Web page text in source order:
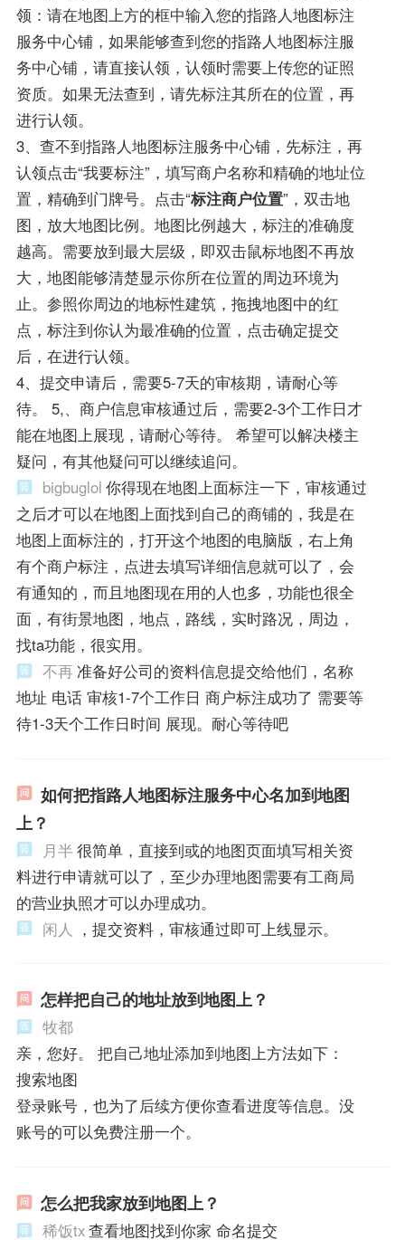
领：请在地图上方的框中输入您的指路人地图标注
服务中心铺，如果能够查到您的指路人地图标注服
务中心铺，请直接认领，认领时需要上传您的证照
资质。如果无法查到，请先标注其所在的位置，再
进行认领。
3、查不到指路人地图标注服务中心铺，先标注，再
认领点击“我要标注”，填写商户名称和精确的地址位
置，精确到门牌号。点击“标注商户位置”，双击地
图，放大地图比例。地图比例越大，标注的准确度
越高。需要放到最大层级，即双击鼠标地图不再放
大，地图能够清楚显示你所在位置的周边环境为
止。参照你周边的地标性建筑，拖拽地图中的红
点，标注到你认为最准确的位置，点击确定提交
后，在进行认领。
4、提交申请后，需要5-7天的审核期，请耐心等
待。 5,、商户信息审核通过后，需要2-3个工作日才
能在地图上展现，请耐心等待。 希望可以解决楼主
疑问，有其他疑问可以继续追问。
bigbuglol 你得现在地图上面标注一下，审核通过
之后才可以在地图上面找到自己的商铺的，我是在
地图上面标注的，打开这个地图的电脑版，右上角
有个商户标注，点进去填写详细信息就可以了，会
有通知的，而且地图现在用的人也多，功能也很全
面，有街景地图，地点，路线，实时路况，周边，
找ta功能，很实用。
不再 准备好公司的资料信息提交给他们，名称
地址 电话 审核1-7个工作日 商户标注成功了 需要等
待1-3天个工作日时间 展现。耐心等待吧
如何把指路人地图标注服务中心名加到地图
上？
月半 很简单，直接到或的地图页面填写相关资
料进行申请就可以了，至少办理地图需要有工商局
的营业执照才可以办理成功。
闲人
，提交资料，审核通过即可上线显示。
怎样把自己的地址放到地图上？
牧都
亲，您好。 把自己地址添加到地图上方法如下：
搜索地图
登录账号，也为了后续方便你查看进度等信息。没
账号的可以免费注册一个。
怎么把我家放到地图上？
稀饭tx查看地图找到你家 命名提交